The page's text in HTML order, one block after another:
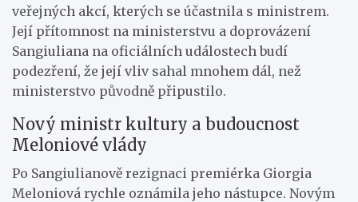
veřejných akcí, kterých se účastnila s ministrem.
Její přítomnost na ministerstvu a doprovázení
Sangiuliana na oficiálních událostech budí
podezření, že její vliv sahal mnohem dál, než
ministerstvo původně připustilo.
Nový ministr kultury a budoucnost
Meloniové vlády
Po Sangiulianově rezignaci premiérka Giorgia
Meloniová rychle oznámila jeho nástupce. Novým